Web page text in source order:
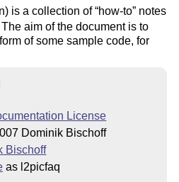
under the terms of the
Dominik Bischoff (2005-2010)
corrections please send an
is a collection of how-to notes
aim of the document is to
of some sample code, for
License
Dominik Bischoff
Bischoff
as l2picfaq